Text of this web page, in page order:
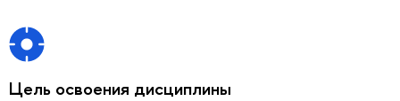
Цель освоения дисциплины